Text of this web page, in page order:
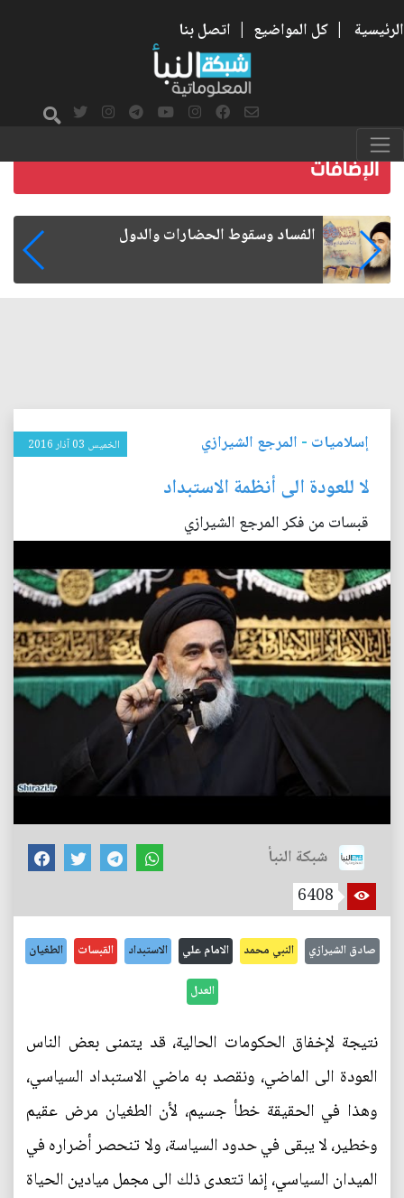
الرئيسية | كل المواضيع | اتصل بنا
رواتب الموظفين على صفيح ساخن
إسلاميات - المرجع الشيرازي الخميس 03 آذار 2016
لا للعودة الى أنظمة الاستبداد
قبسات من فكر المرجع الشيرازي
شبكة النبأ
6408
صادق الشيرازي النبي محمد الامام علي الاستبداد القبسات الطغيان
العدل
نتيجة لإخفاق الحكومات الحالية، قد يتمنى بعض الناس
العودة الى الماضي، ونقصد به ماضي الاستبداد السياسي،
وهذا في الحقيقة خطأ جسيم، لأن الطغيان مرض عقيم
وخطير، لا يبقى في حدود السياسة، ولا تنحصر أضراره في
الميدان السياسي، إنما تتعدى ذلك الى مجمل ميادين الحياة